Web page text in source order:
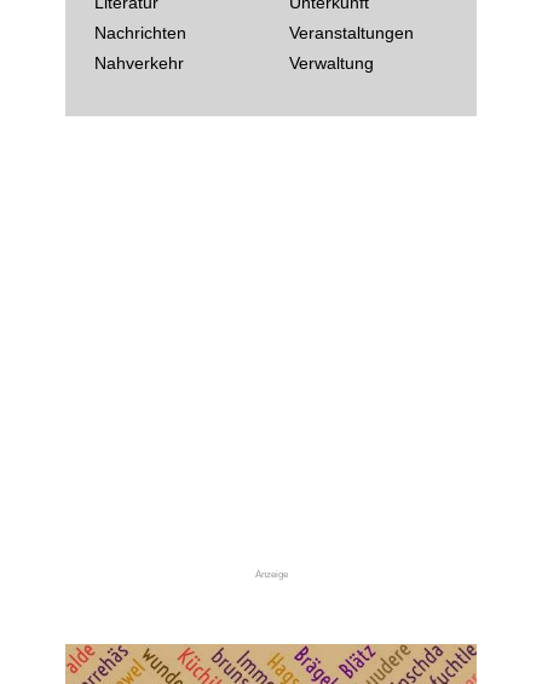
Nachrichten
Nahverkehr
Veranstaltungen
Verwaltung
Anzeige